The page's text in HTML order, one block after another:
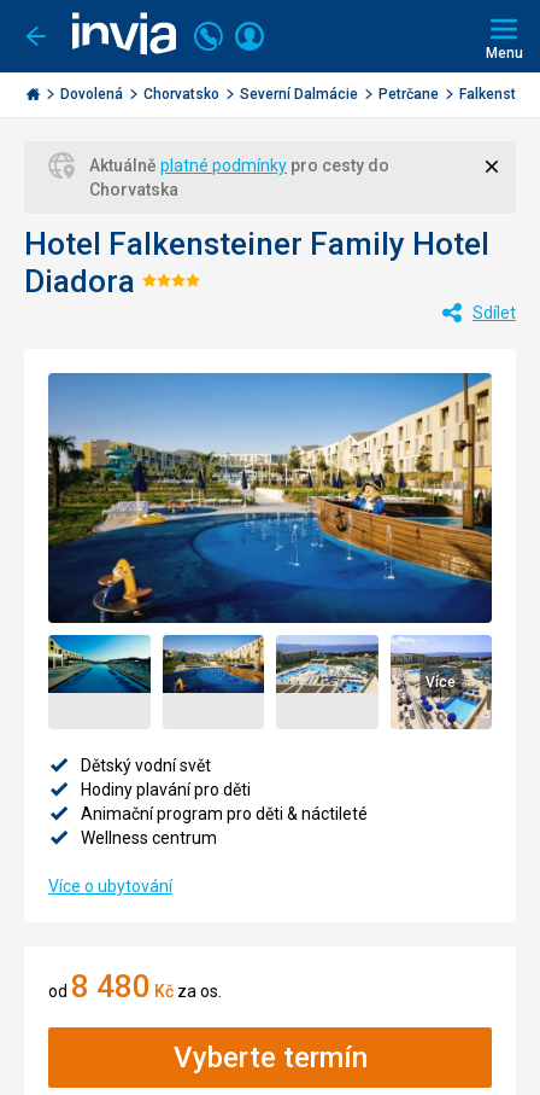
Jít
zpět
Invia.cz
Volejte
226
000
284
Přihlásit
Menu
Dovolená Chorvatsko Severní Dalmácie Petrčane
Aktuálně platné podmínky pro cesty do
Chorvatska
Hotel Falkensteiner Family Hotel
Diadora Hodnocení:
Sdílet
Více
Dětský vodní svět
Hodiny plavání pro děti
Animační program pro děti & náctileté
Wellness centrum
Více o ubytování
od 8 480 Kč za os.
Vyberte termín